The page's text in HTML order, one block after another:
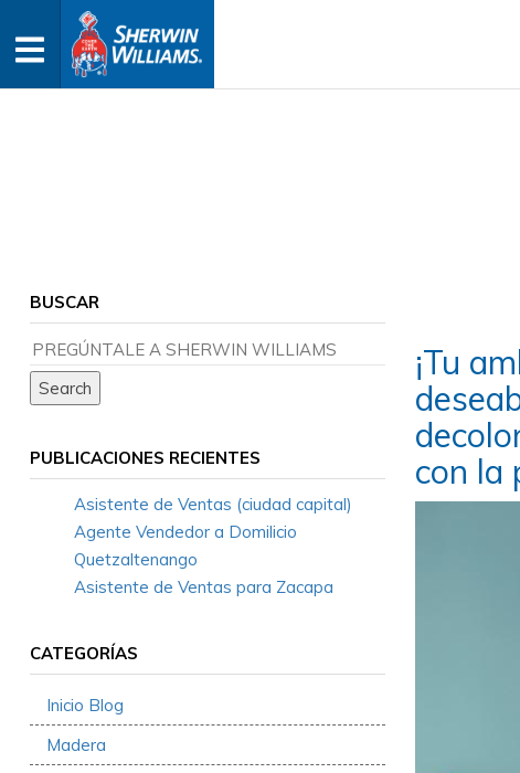
¡Tu
con la
BUSCAR
PUBLICACIONES RECIENTES
Asistente de Ventas (ciudad capital)
Agente Vendedor a Domilicio
Quetzaltenango
Asistente de Ventas para Zacapa
CATEGORÍAS
Inicio Blog
Madera